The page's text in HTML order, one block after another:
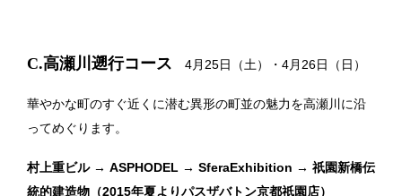
C.高瀬川遡行コース 4月25日（土）・4月26日（日）
華やかな町のすぐ近くに潜む異形の町並の魅力を高瀬川に沿
ってめぐります。
村上重ビル → ASPHODEL → SferaExhibition → 祇園新橋伝
統的建造物（2015年夏よりパスザバトン京都祇園店）